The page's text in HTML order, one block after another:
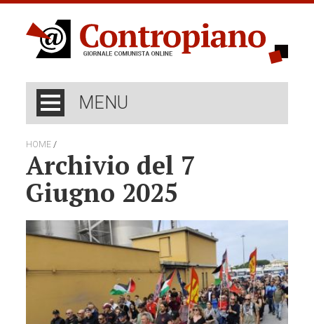
MENU
HOME /
Archivio del 7
Giugno 2025